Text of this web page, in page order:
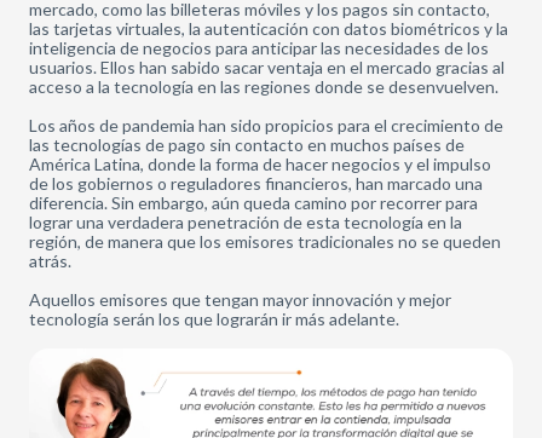
mercado, como las billeteras móviles y los pagos sin contacto,
las tarjetas virtuales, la autenticación con datos biométricos y la
inteligencia de negocios para anticipar las necesidades de los
usuarios. Ellos han sabido sacar ventaja en el mercado gracias al
acceso a la tecnología en las regiones donde se desenvuelven.
Los años de pandemia han sido propicios para el crecimiento de
las tecnologías de pago sin contacto en muchos países de
América Latina, donde la forma de hacer negocios y el impulso
de los gobiernos o reguladores financieros, han marcado una
diferencia. Sin embargo, aún queda camino por recorrer para
lograr una verdadera penetración de esta tecnología en la
región, de manera que los emisores tradicionales no se queden
atrás.
Aquellos emisores que tengan mayor innovación y mejor
tecnología serán los que lograrán ir más adelante.